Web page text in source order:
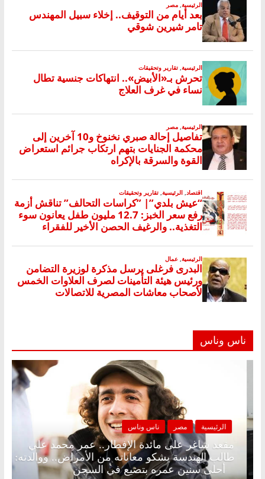
ناس وناس
الرئيسية مصر
مقعد شاغر على مائدة
طالب الهندسة يشكو معاناته
أحلى سنين عمره بتضيع في السجن
بلا زينة رمضان.. د.
في انتظار حلم